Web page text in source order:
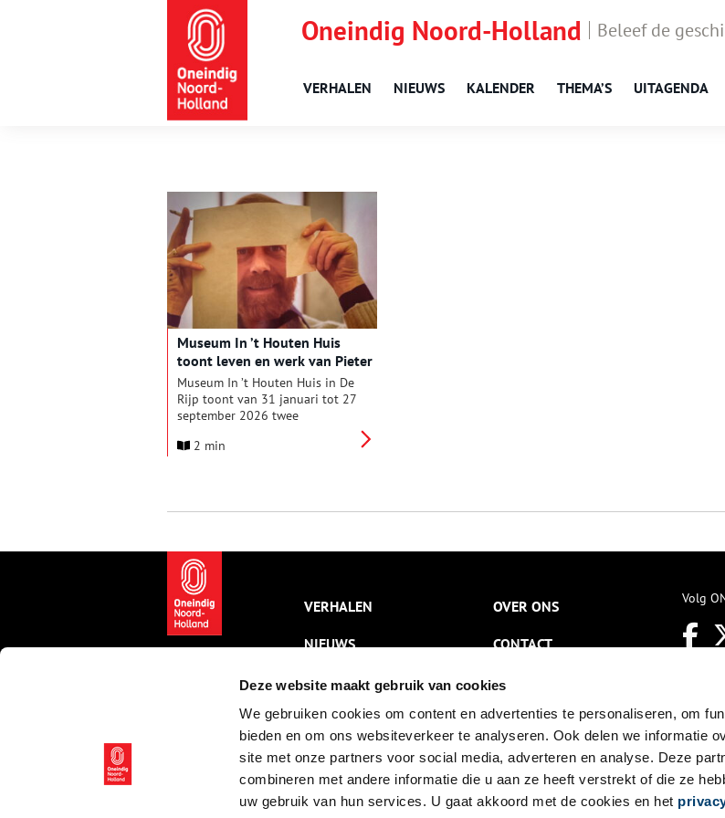
Deze website maakt gebruik van cookies
We gebruiken cookies om content en advertenties te personaliseren, om
bieden en om ons websiteverkeer te analyseren. Ook delen we informatie
site met onze partners voor social media, adverteren en analyse. Deze
combineren met andere informatie die u aan ze heeft verstrekt of die ze
uw gebruik van hun services. U gaat akkoord met de cookies en het
Oneindig Noord-Holland Beleef de
VERHALEN NIEUWS KALENDER THEMA’S UITAGENDA
Museum In ’t Houten Huis
toont leven en werk van Pieter
Borstlap
Museum In ’t Houten Huis in De
Rijp toont van 31 januari tot 27
september 2026 twee
kunstenaar Pieter Borstlap
andere het werk van zijn oud-
2 min
VERHALEN
NIEUWS
KALENDER
THEMA’S
ACTIVITEITEN
VIDEO’S
OVER ONS
CONTACT
NIEUWSBRIEF
DISCLAIMER
PRIVACY
TOEGANKELIJKHEID
Volg